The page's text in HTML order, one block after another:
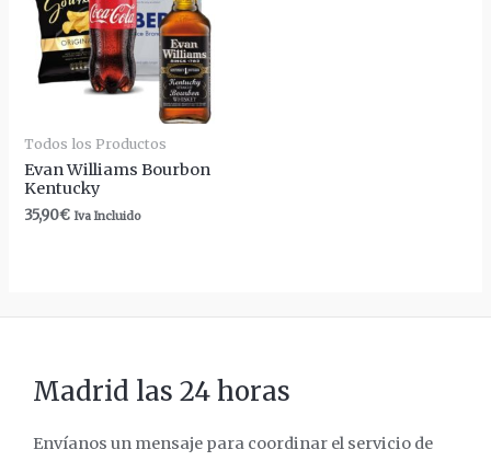
Todos los Productos
Evan Williams Bourbon
Kentucky
35,90€ Iva Incluido
Madrid las 24 horas
Envíanos un mensaje para coordinar el servicio de